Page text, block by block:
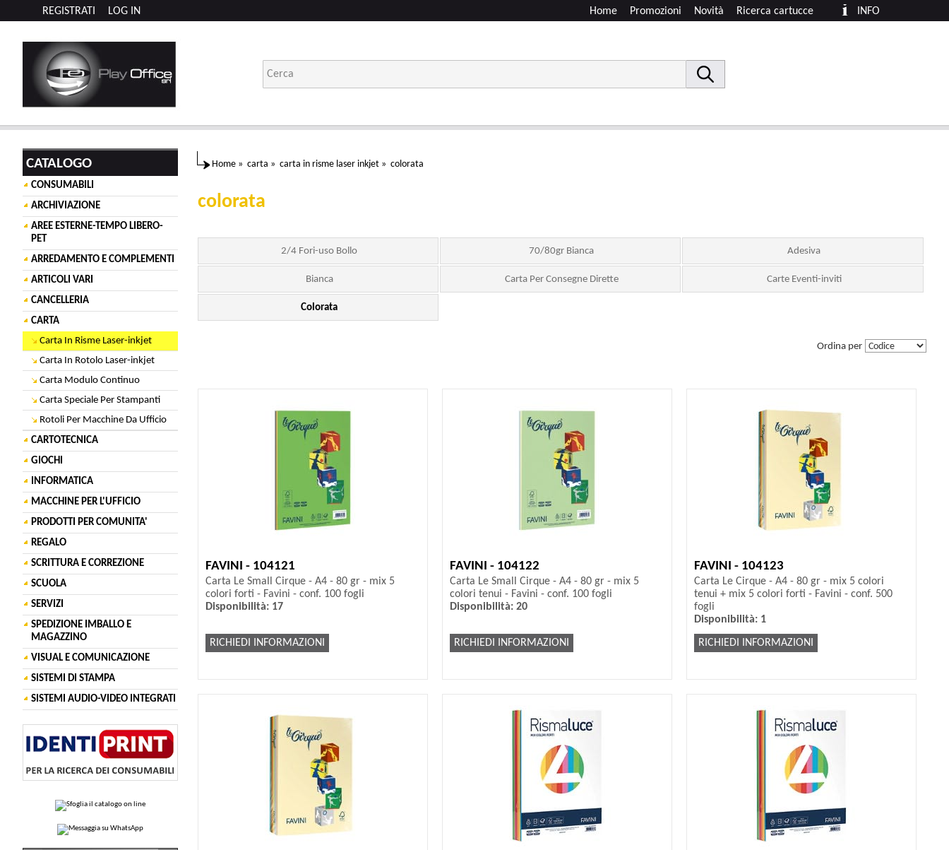
LOG IN
REGISTRATI INFO
Ricerca cartucce
Novità
Promozioni
Home
CATALOGO
CONSUMABILI
ARCHIVIAZIONE
AREE ESTERNE-TEMPO LIBERO-
PET
ARREDAMENTO E COMPLEMENTI
ARTICOLI VARI
CANCELLERIA
CARTA
Carta In Risme Laser-inkjet
Carta In Rotolo Laser-inkjet
Carta Modulo Continuo
Carta Speciale Per Stampanti
Rotoli Per Macchine Da Ufficio
CARTOTECNICA
GIOCHI
INFORMATICA
MACCHINE PER L'UFFICIO
PRODOTTI PER COMUNITA'
REGALO
SCRITTURA E CORREZIONE
SCUOLA
SERVIZI
SPEDIZIONE IMBALLO E
MAGAZZINO
VISUAL E COMUNICAZIONE
SISTEMI DI STAMPA
SISTEMI AUDIO-VIDEO INTEGRATI
Home » carta » carta in risme laser inkjet » colorata
colorata
2/4 Fori-uso Bollo 70/80gr Bianca Adesiva
Bianca Carta Per Consegne Dirette Carte Eventi-inviti
Colorata
Ordina per
FAVINI - 104121
Carta Le Small Cirque - A4 - 80 gr - mix 5
colori forti - Favini - conf. 100 fogli
Disponibilità: 17
RICHIEDI INFORMAZIONI
FAVINI - 104122
Carta Le Small Cirque - A4 - 80 gr - mix 5
colori tenui - Favini - conf. 100 fogli
Disponibilità: 20
RICHIEDI INFORMAZIONI
FAVINI - 104123
Carta Le Cirque - A4 - 80 gr - mix 5 colori
tenui + mix 5 colori forti - Favini - conf. 500
fogli
Disponibilità: 1
RICHIEDI INFORMAZIONI